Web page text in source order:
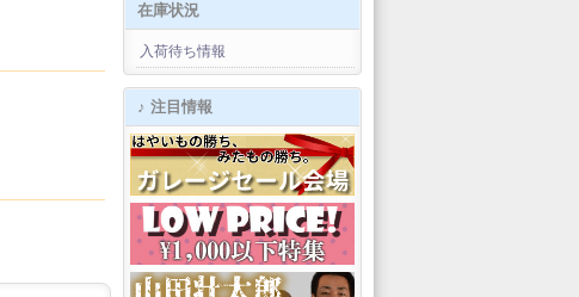
在庫状況
入荷待ち情報
♪ 注目情報